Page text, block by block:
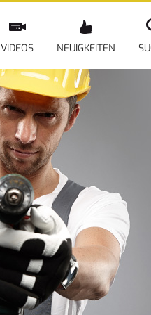
VIDEOS NEUIGKEITEN